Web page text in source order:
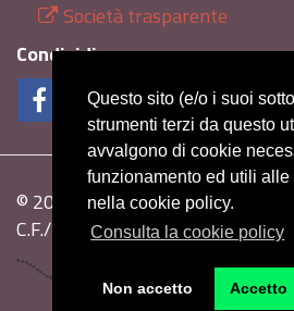
Questo sito (e/o i suoi
strumenti terzi da questo
avvalgono di cookie
funzionamento ed utili
nella cookie policy.
Consulta la cookie policy
Non accetto Accetto
Società trasparente
Condividi
© 2026 Archeonova s.r.l. Tutti i
C.F./P.I. 01603530914 - R.E.A. NU